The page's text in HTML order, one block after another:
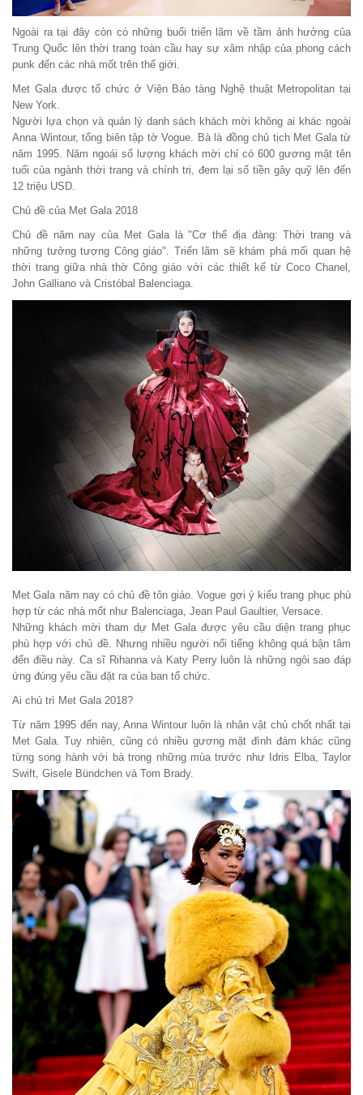
Ngoài ra tại đây còn có những buổi triển lãm về tầm ảnh hưởng của
Trung Quốc lên thời trang toàn cầu hay sự xâm nhập của phong cách
punk đến các nhà mốt trên thế giới.
Met Gala được tổ chức ở Viện Bảo tàng Nghệ thuật Metropolitan tại
New York.
Người lựa chọn và quản lý danh sách khách mời không ai khác ngoài
Anna Wintour, tổng biên tập tờ Vogue. Bà là đồng chủ tịch Met Gala từ
năm 1995. Năm ngoái số lượng khách mời chỉ có 600 gương mặt tên
tuổi của ngành thời trang và chính trị, đem lại số tiền gây quỹ lên đến
12 triệu USD.
Chủ đề của Met Gala 2018
Chủ đề năm nay của Met Gala là "Cơ thể địa đàng: Thời trang và
những tưởng tượng Công giáo". Triển lãm sẽ khám phá mối quan hệ
thời trang giữa nhà thờ Công giáo với các thiết kế từ Coco Chanel,
John Galliano và Cristóbal Balenciaga.
Met Gala năm nay có chủ đề tôn giáo. Vogue gợi ý kiểu trang phục phù
hợp từ các nhà mốt như Balenciaga, Jean Paul Gaultier, Versace.
Những khách mời tham dự Met Gala được yêu cầu diện trang phục
phù hợp với chủ đề. Nhưng nhiều người nổi tiếng không quá bận tâm
đến điều này. Ca sĩ Rihanna và Katy Perry luôn là những ngôi sao đáp
ứng đúng yêu cầu đặt ra của ban tổ chức.
Ai chủ trì Met Gala 2018?
Từ năm 1995 đến nay, Anna Wintour luôn là nhân vật chủ chốt nhất tại
Met Gala. Tuy nhiên, cũng có nhiều gương mặt đình đám khác cũng
từng song hành với bà trong những mùa trước như Idris Elba, Taylor
Swift, Gisele Bündchen và Tom Brady.